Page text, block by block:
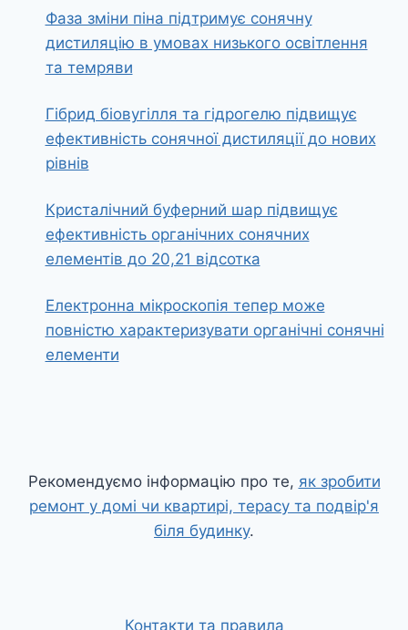
Фаза зміни піна підтримує сонячну
дистиляцію в умовах низького освітлення
та темряви
Гібрид біовугілля та гідрогелю підвищує
ефективність сонячної дистиляції до нових
рівнів
Кристалічний буферний шар підвищує
ефективність органічних сонячних
елементів до 20,21 відсотка
Електронна мікроскопія тепер може
повністю характеризувати органічні сонячні
елементи
Рекомендуємо інформацію про те, як зробити
ремонт у домі чи квартирі, терасу та подвір'я
біля будинку.
Контакти та правила